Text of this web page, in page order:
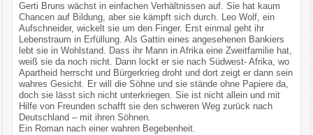
Gerti Bruns wächst in einfachen Verhältnissen auf. Sie hat kaum
Chancen auf Bildung, aber sie kämpft sich durch. Leo Wolf, ein
Aufschneider, wickelt sie um den Finger. Erst einmal geht ihr
Lebenstraum in Erfüllung. Als Gattin eines angesehenen Bankiers
lebt sie in Wohlstand. Dass ihr Mann in Afrika eine Zweitfamilie hat,
weiß sie da noch nicht. Dann lockt er sie nach Südwest- Afrika, wo
Apartheid herrscht und Bürgerkrieg droht und dort zeigt er dann sein
wahres Gesicht. Er will die Söhne und sie stände ohne Papiere da,
doch sie lässt sich nicht unterkriegen. Sie ist nicht allein und mit
Hilfe von Freunden schafft sie den schweren Weg zurück nach
Deutschland – mit ihren Söhnen.
Ein Roman nach einer wahren Begebenheit.